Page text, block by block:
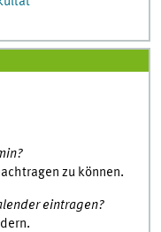
zu können.
eintragen?